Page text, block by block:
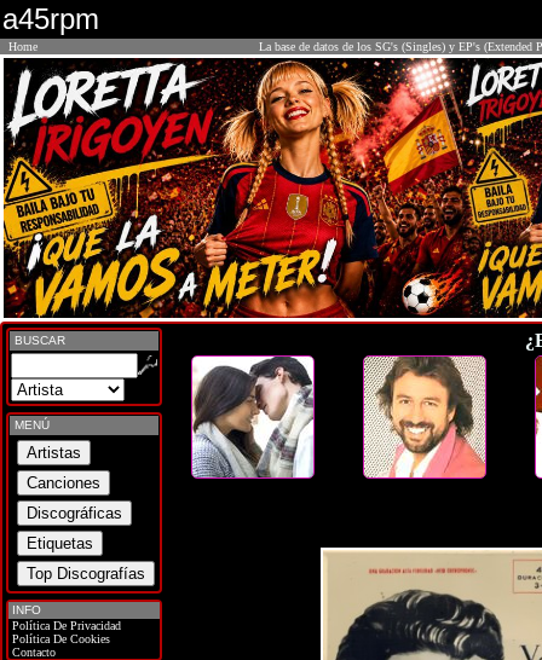
a45rpm
Home La base de datos de los SG's (Singles) y EP's (Extended
BUSCAR
MENÚ
INFO
Política De Privacidad
Política De Cookies
Contacto